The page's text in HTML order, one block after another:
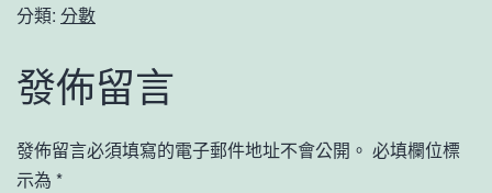
分類: 分數
發佈留言
發佈留言必須填寫的電子郵件地址不會公開。 必填欄位標
示為 *